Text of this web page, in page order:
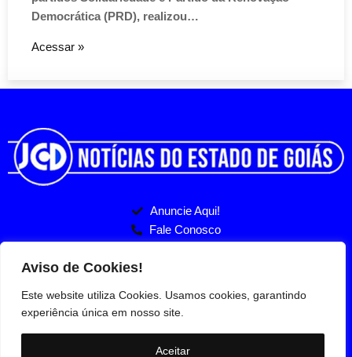
Democrática (PRD), realizou…
Acessar »
Anuncie Aqui!
Fale Conosco
Entre no nosso Grupo